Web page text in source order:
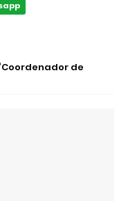
Coordenador de